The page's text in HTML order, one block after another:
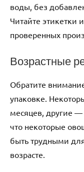
воды, без
Читайте этикетки
проверенных
Возрастные
Обратите
упаковке.
месяцев, другие —
что некоторые
быть трудными
возрасте.